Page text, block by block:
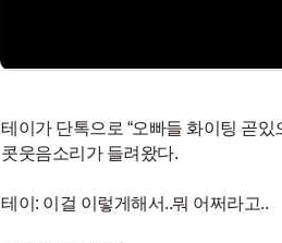
테이가 단톡으로 “오빠들 화이팅 곧
콧웃음소리가 들려왔다.
테이: 이걸 이렇게해서..뭐 어쩌라고..